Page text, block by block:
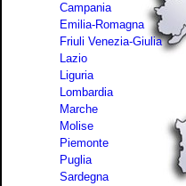
Campania
Emilia-Romagna
Friuli Venezia-Giulia
Lazio
Liguria
Lombardia
Marche
Molise
Piemonte
Puglia
Sardegna